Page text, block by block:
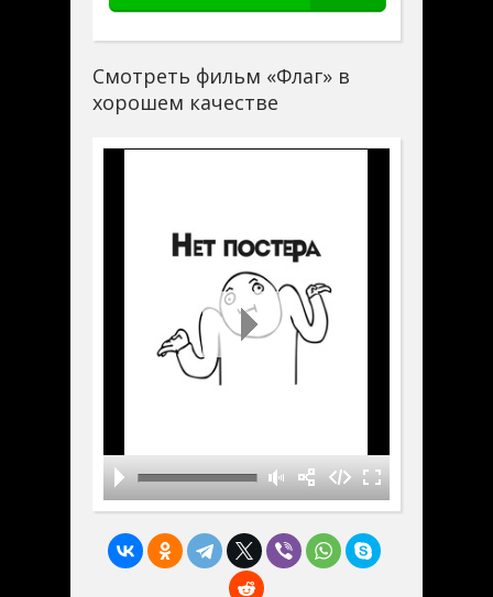
Смотреть фильм «Флаг» в
хорошем качестве